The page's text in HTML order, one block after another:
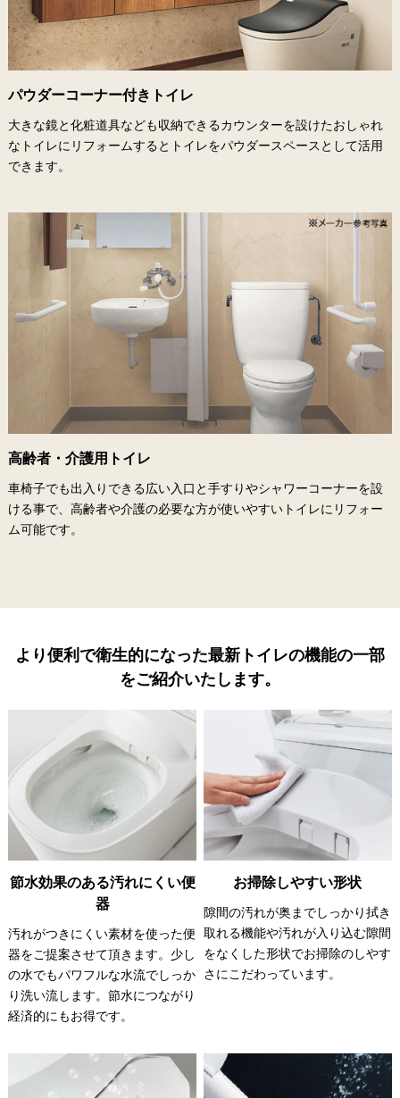
パウダーコーナー付きトイレ
大きな鏡と化粧道具なども収納できるカウンターを設けたおしゃれ
なトイレにリフォームするとトイレをパウダースペースとして活用
できます。
高齢者・介護用トイレ
車椅子でも出入りできる広い入口と手すりやシャワーコーナーを設
ける事で、高齢者や介護の必要な方が使いやすいトイレにリフォー
ム可能です。
より便利で衛生的になった最新トイレの機能の一部
をご紹介いたします。
節水効果のある汚れにくい便
器
汚れがつきにくい素材を使った便
器をご提案させて頂きます。少し
の水でもパワフルな水流でしっか
り洗い流します。節水につながり
経済的にもお得です。
お掃除しやすい形状
隙間の汚れが奥までしっかり拭き
取れる機能や汚れが入り込む隙間
をなくした形状でお掃除のしやす
さにこだわっています。